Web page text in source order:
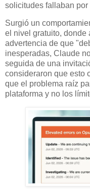
solicitudes fallaban
Surgió un
el nivel gratuito, donde
advertencia de que
inesperadas, Claude
seguida de una
consideraron que esto
que el problema raíz
plataforma y no los